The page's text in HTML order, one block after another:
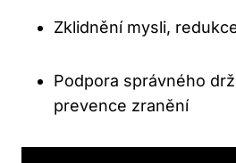
Zklidnění mysli,
Podpora správného
prevence zranění